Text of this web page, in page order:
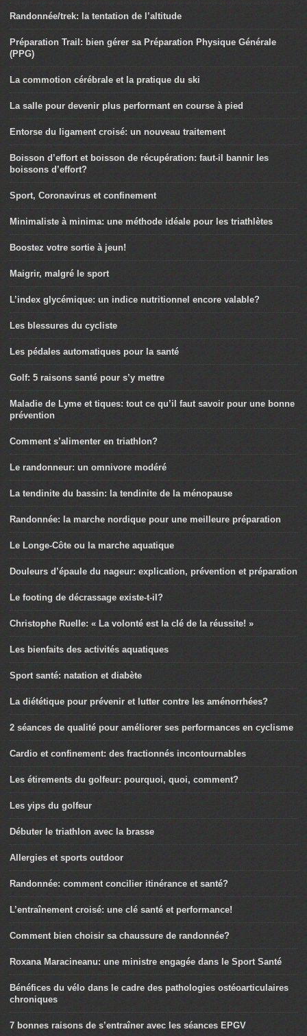
Randonnée/trek: la tentation de l’altitude
Préparation Trail: bien gérer sa Préparation Physique Générale
(PPG)
La commotion cérébrale et la pratique du ski
La salle pour devenir plus performant en course à pied
Entorse du ligament croisé: un nouveau traitement
Boisson d’effort et boisson de récupération: faut-il bannir les
boissons d’effort?
Sport, Coronavirus et confinement
Minimaliste à minima: une méthode idéale pour les triathlètes
Boostez votre sortie à jeun!
Maigrir, malgré le sport
L’index glycémique: un indice nutritionnel encore valable?
Les blessures du cycliste
Les pédales automatiques pour la santé
Golf: 5 raisons santé pour s’y mettre
Maladie de Lyme et tiques: tout ce qu’il faut savoir pour une bonne
prévention
Comment s’alimenter en triathlon?
Le randonneur: un omnivore modéré
La tendinite du bassin: la tendinite de la ménopause
Randonnée: la marche nordique pour une meilleure préparation
Le Longe-Côte ou la marche aquatique
Douleurs d’épaule du nageur: explication, prévention et préparation
Le footing de décrassage existe-t-il?
Christophe Ruelle: « La volonté est la clé de la réussite! »
Les bienfaits des activités aquatiques
Sport santé: natation et diabète
La diététique pour prévenir et lutter contre les aménorrhées?
2 séances de qualité pour améliorer ses performances en cyclisme
Cardio et confinement: des fractionnés incontournables
Les étirements du golfeur: pourquoi, quoi, comment?
Les yips du golfeur
Débuter le triathlon avec la brasse
Allergies et sports outdoor
Randonnée: comment concilier itinérance et santé?
L’entraînement croisé: une clé santé et performance!
Comment bien choisir sa chaussure de randonnée?
Roxana Maracineanu: une ministre engagée dans le Sport Santé
Bénéfices du vélo dans le cadre des pathologies ostéoarticulaires
chroniques
7 bonnes raisons de s’entraîner avec les séances EPGV